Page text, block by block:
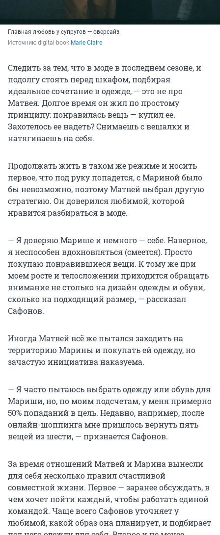
Главная любовь у супругов — оверсайз
Источник: digital-book Marie Claire
Следить за тем, что в моде в последнем сезоне, и
подолгу стоять перед шкафом, подбирая
идеальное сочетание в одежде, — это не про
Матвея. Долгое время он жил по простому
принципу: понравилась вещь — купил ее.
Захотелось ее надеть? Снимаешь с вешалки и
натягиваешь на себя.
Продолжать жить в таком же режиме и носить
первое, что под руку попадется, с Мариной было
бы невозможно, поэтому Матвей выбрал другую
стратегию. Он доверился любимой, которой
нравится разбираться в моде.
— Я доверяю Марише и немного — себе. Наверное,
я неспособен вдохновляться (смеется). Просто
покупаю понравившиеся вещи. К тому же при
моем росте и телосложении приходится обращать
внимание не столько на дизайн одежды и обуви,
сколько на подходящий размер, — рассказал
Сафонов.
Иногда Матвей всё же пытался заходить на
территорию Марины и покупать ей одежду, но
зачастую инициатива наказуема.
— Я часто пытаюсь выбрать одежду или обувь для
Мариши, но, по моим подсчетам, у меня примерно
50% попаданий в цель. Недавно, например, после
онлайн-шоппинга мне пришлось вернуть пять
вещей из шести, — признается Сафонов.
За время отношений Матвей и Марина вынесли
для себя несколько правил счастливой
совместной жизни. Первое — заранее обсуждать, в
чем хочет пойти каждый, чтобы работать единой
командой. Чаще всего Сафонов уточняет у
любимой, какой образ она планирует, и подбирает